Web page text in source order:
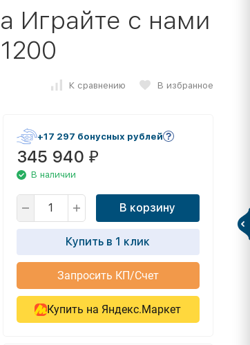
Играйте с нами
К сравнению В избранное
+17 297 бонусных рублей
345 940 ₽
В наличии
В корзину
Купить в 1 клик
Запросить КП/Счет
Купить на Яндекс.Маркет